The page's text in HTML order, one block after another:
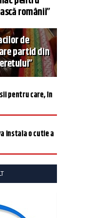
românii”
de
partid din
pentru care, în
instala o cutie a